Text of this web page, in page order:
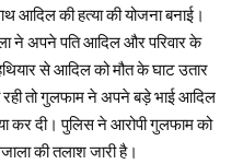
आदिल की हत्या की योजना बनाई।
ने अपने पति आदिल और परिवार के
से आदिल को मौत के घाट उतार
तो गुलफाम ने अपने बड़े भाई आदिल
कर दी। पुलिस ने आरोपी गुलफाम को
की तलाश जारी है।